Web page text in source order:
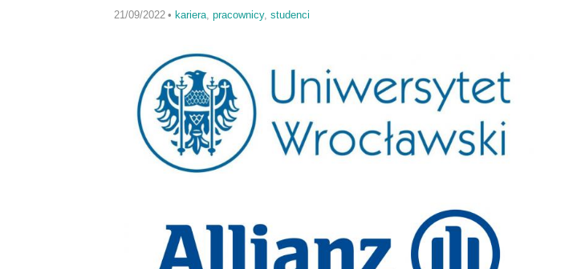
21/09/2022 • kariera, pracownicy, studenci